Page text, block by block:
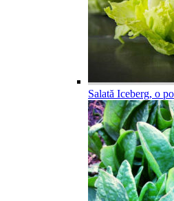
Salată Iceberg, o